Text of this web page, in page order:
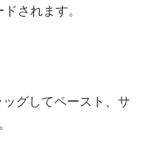
されます。
グしてペースト、サ